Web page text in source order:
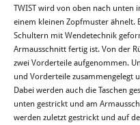
TWIST wird von oben nach unten
einem kleinen Zopfmuster ähnelt.
Schultern mit Wendetechnik
Armausschnitt fertig ist. Von der
zwei Vorderteile aufgenommen.
und Vorderteile zusammengelegt
Dabei werden auch die Taschen
unten gestrickt und am
werden zuletzt gestrickt und auf